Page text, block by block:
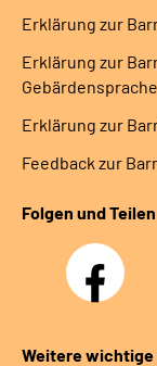
Erklärung zur
Erklärung zur
Gebärdensprache
Erklärung zur
Feedback zur
Folgen und Teilen
Facebook
Weitere